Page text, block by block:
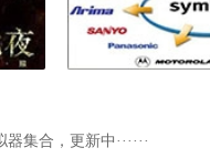
集合，更新中······